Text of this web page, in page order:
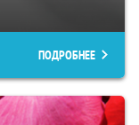
ПОДРОБНЕЕ